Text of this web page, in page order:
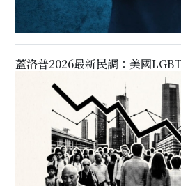
蓋洛普2026最新民調：美國